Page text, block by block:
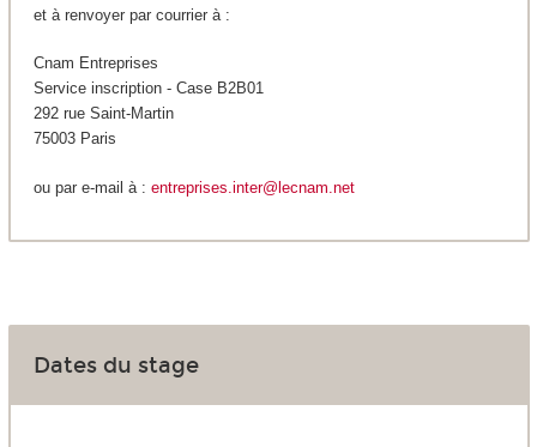
et à renvoyer par courrier à :
Cnam Entreprises
Service inscription - Case B2B01
292 rue Saint-Martin
75003 Paris
ou par e-mail à : entreprises.inter@lecnam.net
Dates du stage